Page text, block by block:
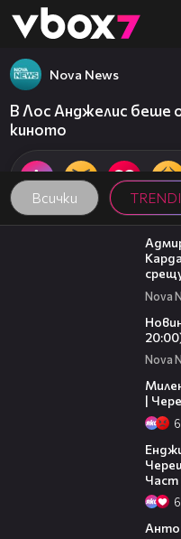
👾
Всички
Nova News
В Лос Анджелис беше
киното
01:48
Nova
Nova
|
6
Част
6